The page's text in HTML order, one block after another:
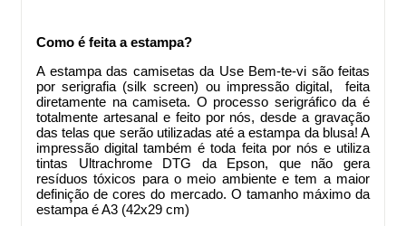
Como é feita a estampa?
A estampa das camisetas da Use Bem-te-vi são feitas
por serigrafia (silk screen) ou impressão digital, feita
diretamente na camiseta. O processo serigráfico da é
totalmente artesanal e feito por nós, desde a gravação
das telas que serão utilizadas até a estampa da blusa! A
impressão digital também é toda feita por nós e utiliza
tintas Ultrachrome DTG da Epson, que não gera
resíduos tóxicos para o meio ambiente e tem a maior
definição de cores do mercado. O tamanho máximo da
estampa é A3 (42x29 cm)